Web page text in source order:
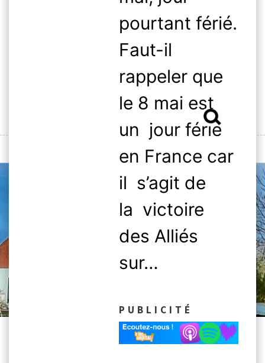
pourtant férié.
Faut-il
rappeler que
le 8 mai est
un jour férié
en France car
il s’agit de
la victoire
des Alliés
sur…
PUBLICITÉ